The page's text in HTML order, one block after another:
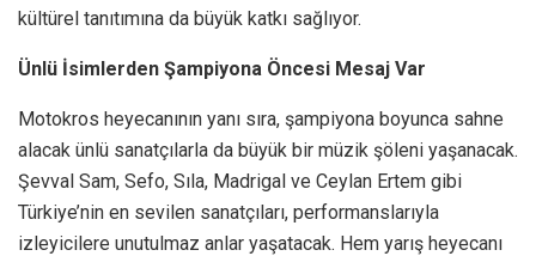
kültürel tanıtımına da büyük katkı sağlıyor.
Ünlü İsimlerden Şampiyona Öncesi Mesaj Var
Motokros heyecanının yanı sıra, şampiyona boyunca sahne
alacak ünlü sanatçılarla da büyük bir müzik şöleni yaşanacak.
Şevval Sam, Sefo, Sıla, Madrigal ve Ceylan Ertem gibi
Türkiye’nin en sevilen sanatçıları, performanslarıyla
izleyicilere unutulmaz anlar yaşatacak. Hem yarış heyecanı